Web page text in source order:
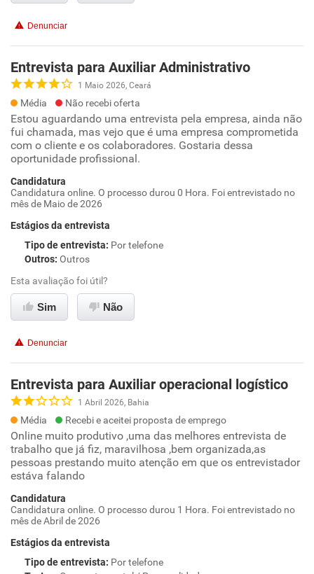
Denunciar
Entrevista para Auxiliar Administrativo
1 Maio 2026, Ceará
Média Não recebi oferta
Estou aguardando uma entrevista pela empresa, ainda não
fui chamada, mas vejo que é uma empresa comprometida
com o cliente e os colaboradores. Gostaria dessa
oportunidade profissional.
Candidatura
Candidatura online. O processo durou 0 Hora. Foi entrevistado no
mês de Maio de 2026
Estágios da entrevista
Tipo de entrevista: Por telefone
Outros: Outros
Esta avaliação foi útil?
Sim Não
Denunciar
Entrevista para Auxiliar operacional logístico
1 Abril 2026, Bahia
Média Recebi e aceitei proposta de emprego
Online muito produtivo ,uma das melhores entrevista de
trabalho que já fiz, maravilhosa ,bem organizada,as
pessoas prestando muito atenção em que os entrevistador
estáva falando
Candidatura
Candidatura online. O processo durou 1 Hora. Foi entrevistado no
mês de Abril de 2026
Estágios da entrevista
Tipo de entrevista: Por telefone